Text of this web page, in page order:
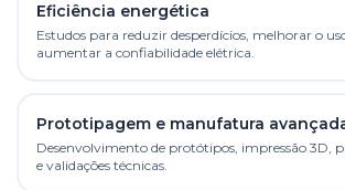
Eficiência energética
Estudos para reduzir desperdícios, melhorar o
aumentar a confiabilidade elétrica.
Prototipagem e manufatura
Desenvolvimento de protótipos, impressão 3D,
e validações técnicas.